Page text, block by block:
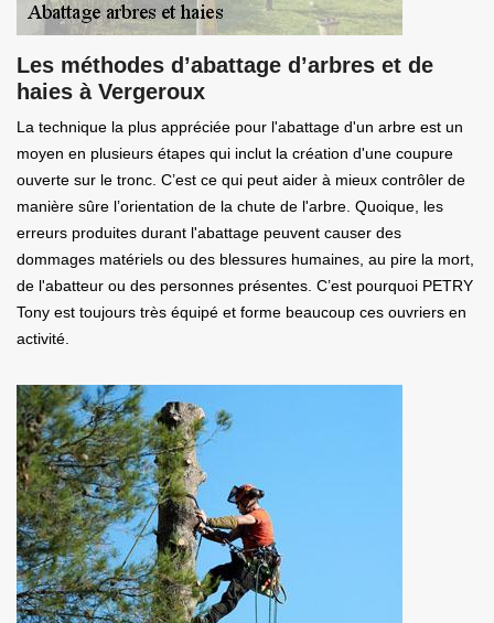
Les méthodes d’abattage d’arbres et de
haies à Vergeroux
La technique la plus appréciée pour l'abattage d'un arbre est un
moyen en plusieurs étapes qui inclut la création d'une coupure
ouverte sur le tronc. C’est ce qui peut aider à mieux contrôler de
manière sûre l’orientation de la chute de l'arbre. Quoique, les
erreurs produites durant l'abattage peuvent causer des
dommages matériels ou des blessures humaines, au pire la mort,
de l'abatteur ou des personnes présentes. C’est pourquoi PETRY
Tony est toujours très équipé et forme beaucoup ces ouvriers en
activité.